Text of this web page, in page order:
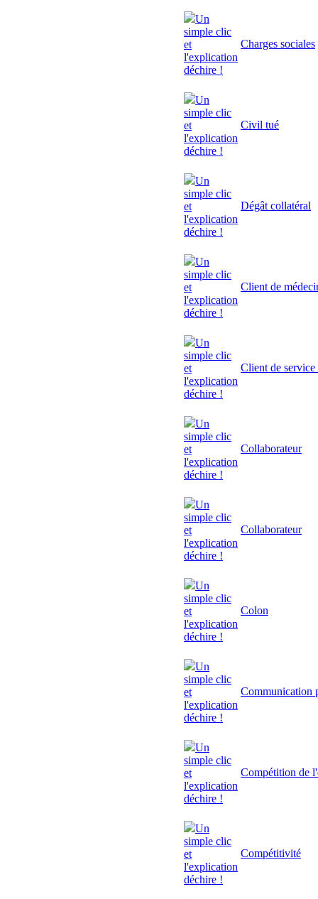
Un
simple clic
et
l'explication
déchire !
Charges sociales
Un
simple clic
et
l'explication
déchire !
Civil tué
Un
simple clic
et
l'explication
déchire !
Dégât collatéral
Un
simple clic
et
l'explication
déchire !
Client de
Un
simple clic
et
l'explication
déchire !
Client de
Un
simple clic
et
l'explication
déchire !
Collaborateur
Un
simple clic
et
l'explication
déchire !
Collaborateur
Un
simple clic
et
l'explication
déchire !
Colon
Un
simple clic
et
l'explication
déchire !
Communication
Un
simple clic
et
l'explication
déchire !
Compétition de
Un
simple clic
et
l'explication
déchire !
Compétitivité